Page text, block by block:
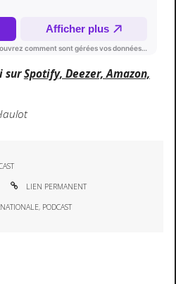
surSpotify, Deezer, Amazon,
LIEN PERMANENT
, PODCAST